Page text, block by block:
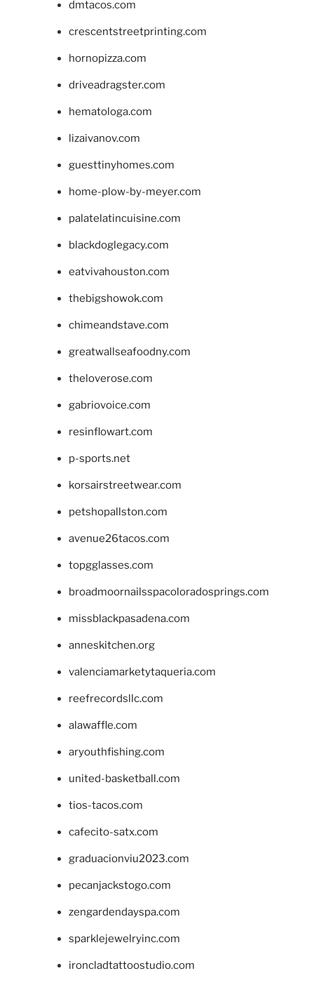
dmtacos.com
crescentstreetprinting.com
hornopizza.com
driveadragster.com
hematologa.com
lizaivanov.com
guesttinyhomes.com
home-plow-by-meyer.com
palatelatincuisine.com
blackdoglegacy.com
eatvivahouston.com
thebigshowok.com
chimeandstave.com
greatwallseafoodny.com
theloverose.com
gabriovoice.com
resinflowart.com
p-sports.net
korsairstreetwear.com
petshopallston.com
avenue26tacos.com
topgglasses.com
broadmoornailsspacoloradosprings.com
missblackpasadena.com
anneskitchen.org
valenciamarketytaqueria.com
reefrecordsllc.com
alawaffle.com
aryouthfishing.com
united-basketball.com
tios-tacos.com
cafecito-satx.com
graduacionviu2023.com
pecanjackstogo.com
zengardendayspa.com
sparklejewelryinc.com
ironcladtattoostudio.com